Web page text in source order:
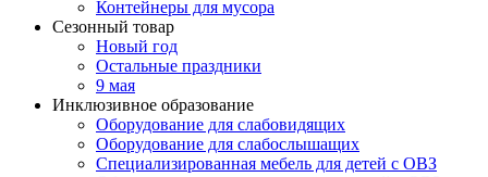
Контейнеры для мусора
Сезонный товар
Новый год
Остальные праздники
9 мая
Инклюзивное образование
Оборудование для слабовидящих
Оборудование для слабослышащих
Специализированная мебель для детей с ОВЗ